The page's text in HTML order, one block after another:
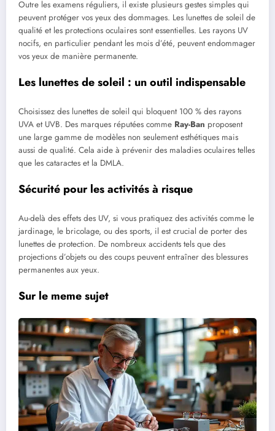
Outre les examens réguliers, il existe plusieurs gestes simples qui
peuvent protéger vos yeux des dommages. Les lunettes de soleil de
qualité et les protections oculaires sont essentielles. Les rayons UV
nocifs, en particulier pendant les mois d’été, peuvent endommager
vos yeux de manière permanente.
Les lunettes de soleil : un outil indispensable
Choisissez des lunettes de soleil qui bloquent 100 % des rayons
UVA et UVB. Des marques réputées comme Ray-Ban proposent
une large gamme de modèles non seulement esthétiques mais
aussi de qualité. Cela aide à prévenir des maladies oculaires telles
que les cataractes et la DMLA.
Sécurité pour les activités à risque
Au-delà des effets des UV, si vous pratiquez des activités comme le
jardinage, le bricolage, ou des sports, il est crucial de porter des
lunettes de protection. De nombreux accidents tels que des
projections d’objets ou des coups peuvent entraîner des blessures
permanentes aux yeux.
Sur le meme sujet